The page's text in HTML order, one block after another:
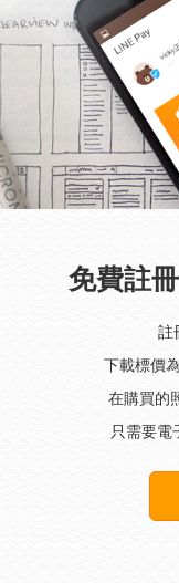
免費註
註
下載標價
在購買的
只需要電